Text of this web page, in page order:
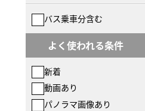
バス乗車分含む
よく使われる条件
新着
動画あり
パノラマ画像あり